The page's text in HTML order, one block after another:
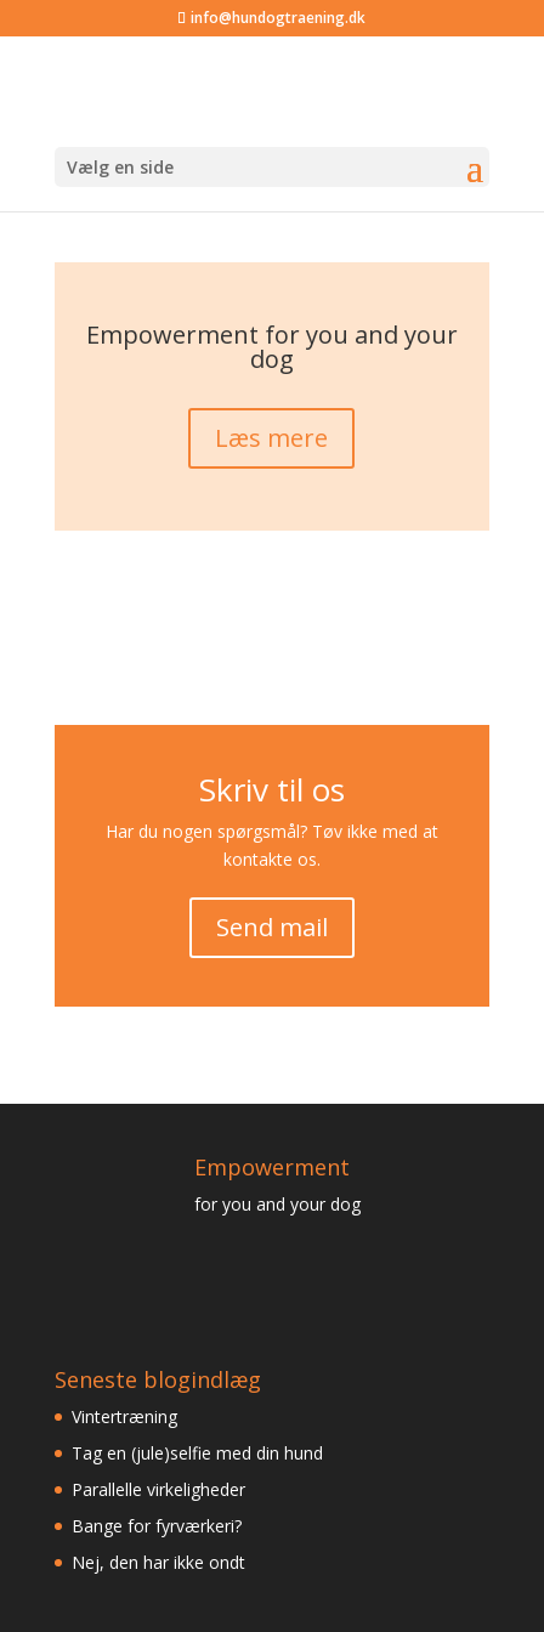
info@hundogtraening.dk
Vælg en side
Empowerment for you and your
dog
Læs mere
Skriv til os
Har du nogen spørgsmål? Tøv ikke med at
kontakte os.
Send mail
Empowerment
for you and your dog
Seneste blogindlæg
Vintertræning
Tag en (jule)selfie med din hund
Parallelle virkeligheder
Bange for fyrværkeri?
Nej, den har ikke ondt